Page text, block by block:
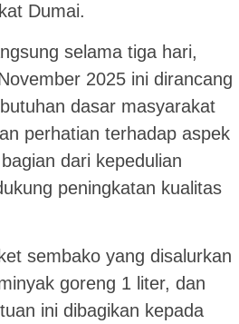
Dumai.
selama tiga hari,
2025 ini dirancang
dasar masyarakat
perhatian terhadap aspek
dari kepedulian
peningkatan kualitas
sembako yang disalurkan
goreng 1 liter, dan
ini dibagikan kepada